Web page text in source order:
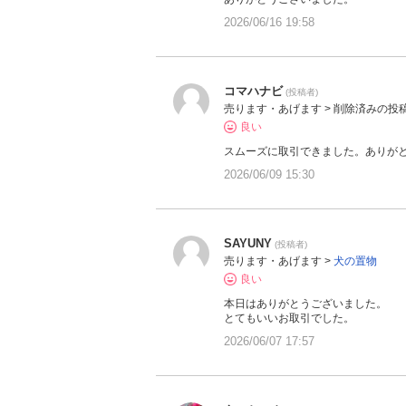
2026/06/16 19:58
コマハナビ (投稿者)
売ります・あげます > 削除済みの投
良い
スムーズに取引できました。ありが
2026/06/09 15:30
SAYUNY (投稿者)
売ります・あげます >犬の置物
良い
本日はありがとうございました。
とてもいいお取引でした。
2026/06/07 17:57